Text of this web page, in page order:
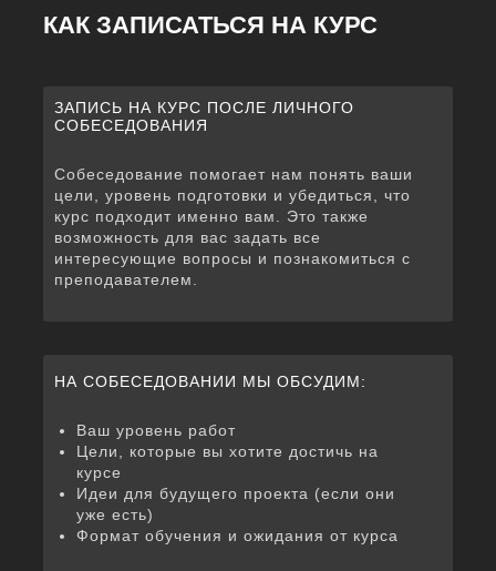
КАК ЗАПИСАТЬСЯ НА КУРС
Ваш уровень работ
Цели, которые вы хотите достичь на
курсе
Идеи для будущего проекта (если они
уже есть)
Формат обучения и ожидания от курса
НА СОБЕСЕДОВАНИИ МЫ ОБСУДИМ:
Собеседование помогает нам понять ваши
цели, уровень подготовки и убедиться, что
курс подходит именно вам. Это также
возможность для вас задать все
интересующие вопросы и познакомиться с
преподавателем.
ЗАПИСЬ НА КУРС ПОСЛЕ ЛИЧНОГО
СОБЕСЕДОВАНИЯ
→
ПРОЕКТ «КРАСНАЯ
НЕВИДИМКА»
согласно данным ВОЗ на 2021 год. Оно вызывает острые боли, воспаления,
потерю жизненных сил, иногда бесплодие. Его долго и трудно диагностировать,
невозможно окончательно вылечить, а общество долгое время предпочитало
Данный фотопроект - это личный рассказ автора о 15 годах боли,
языком и боли, и выживания. Данной работой автор предлагает взглянуть в
Видеть — значит признать. Говорить — значит разрушать табу. Делиться —
значит уже не быть одной.
АВТОР: АНАСТАСИЯ ГАЙЕ